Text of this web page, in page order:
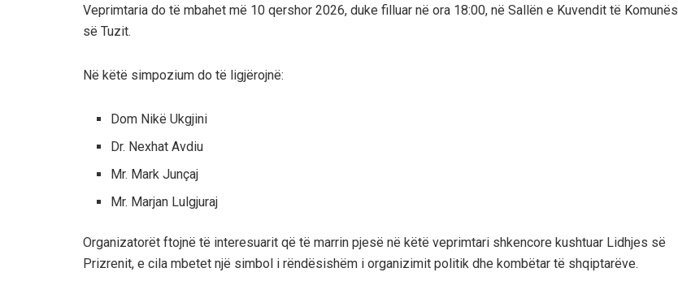
Veprimtaria do të mbahet më 10 qershor 2026, duke filluar në ora 18:00, në Sallën e Kuvendit të Komunës
së Tuzit.
Në këtë simpozium do të ligjërojnë:
Dom Nikë Ukgjini
Dr. Nexhat Avdiu
Mr. Mark Junçaj
Mr. Marjan Lulgjuraj
Organizatorët ftojnë të interesuarit që të marrin pjesë në këtë veprimtari shkencore kushtuar Lidhjes së
Prizrenit, e cila mbetet një simbol i rëndësishëm i organizimit politik dhe kombëtar të shqiptarëve.